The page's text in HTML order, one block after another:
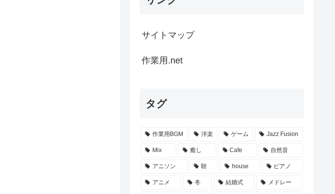
サイトマップ
作業用.net
タグ
作業用BGM 洋楽 ゲーム Jazz Fusion
Mix 癒し Cafe 自然音
アニソン 朝 house ピアノ
アニメ 冬 結婚式 メドレー